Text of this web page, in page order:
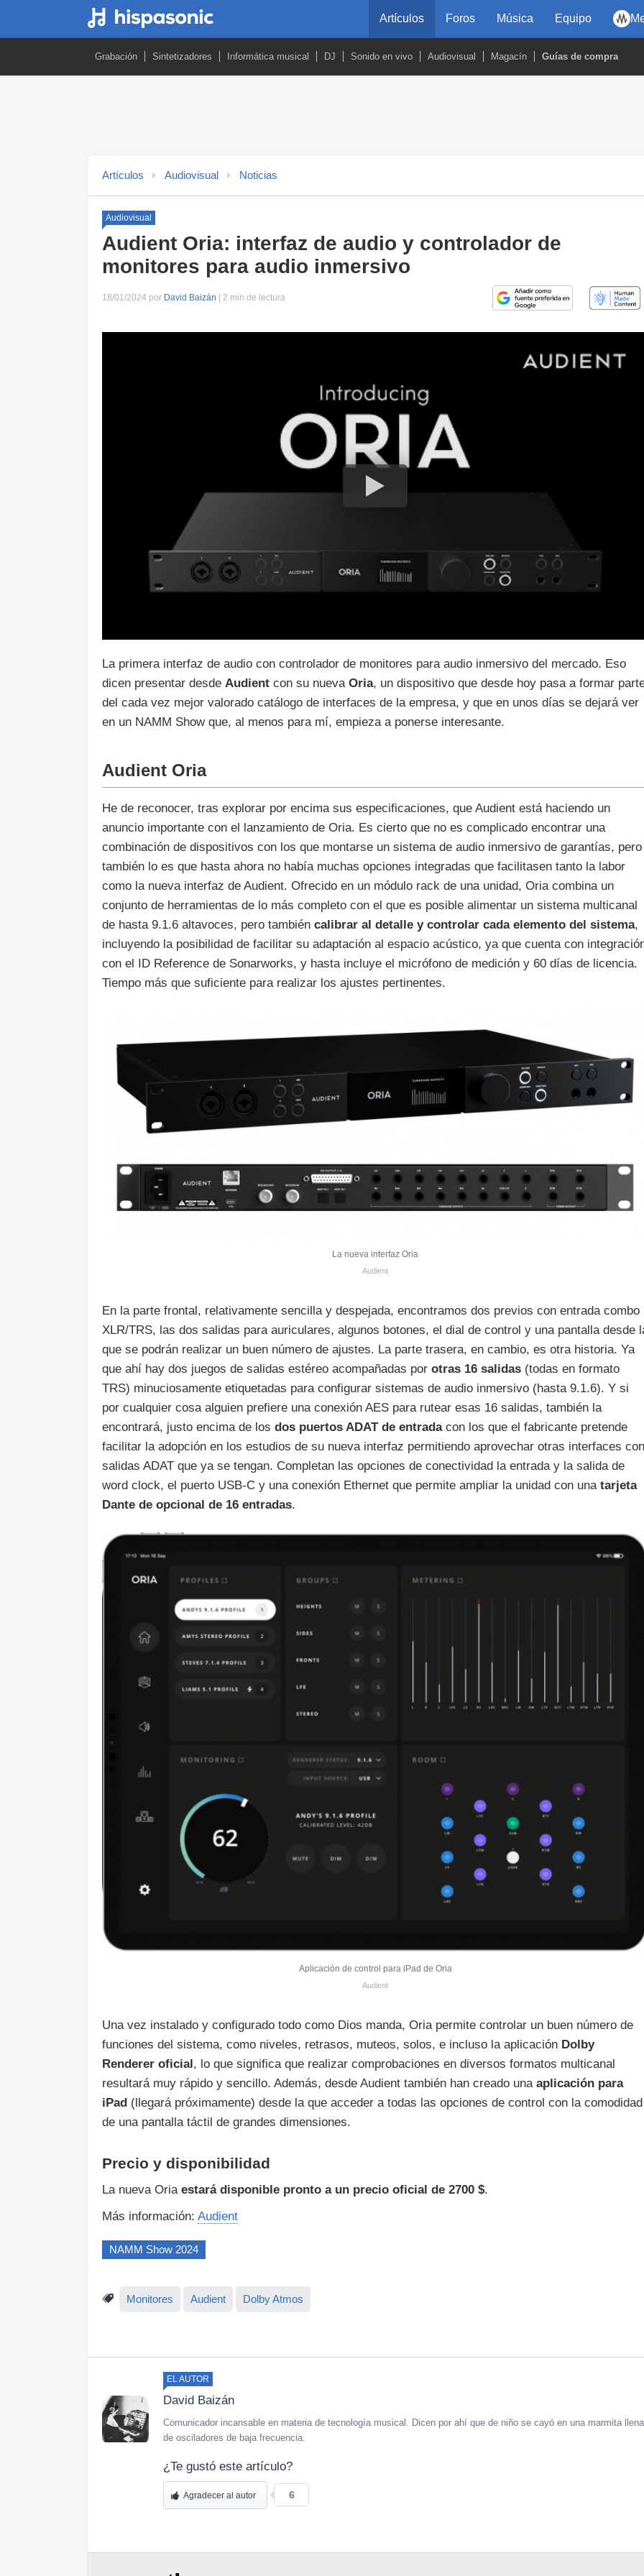
Artículos Foros Música Equipo
Grabación Sintetizadores Informática musical DJ Sonido en vivo Audiovisual Magacín Guías de compra
Artículos Audiovisual Noticias
Audiovisual
Audient Oria: interfaz de audio y controlador de
monitores para audio inmersivo
18/01/2024 por David Baizán | 2 min de lectura
La primera interfaz de audio con controlador de monitores para audio inmersivo del mercado. Eso
dicen presentar desde Audient con su nueva Oria, un dispositivo que desde hoy pasa a formar
del cada vez mejor valorado catálogo de interfaces de la empresa, y que en unos días se dejará ver
en un NAMM Show que, al menos para mí, empieza a ponerse interesante.
Audient Oria
He de reconocer, tras explorar por encima sus especificaciones, que Audient está haciendo un
anuncio importante con el lanzamiento de Oria. Es cierto que no es complicado encontrar una
combinación de dispositivos con los que montarse un sistema de audio inmersivo de garantías, pero
también lo es que hasta ahora no había muchas opciones integradas que facilitasen tanto la labor
como la nueva interfaz de Audient. Ofrecido en un módulo rack de una unidad, Oria combina un
conjunto de herramientas de lo más completo con el que es posible alimentar un sistema multicanal
de hasta 9.1.6 altavoces, pero también calibrar al detalle y controlar cada elemento del sistema,
incluyendo la posibilidad de facilitar su adaptación al espacio acústico, ya que cuenta con
con el ID Reference de Sonarworks, y hasta incluye el micrófono de medición y 60 días de licencia.
Tiempo más que suficiente para realizar los ajustes pertinentes.
La nueva interfaz Oria
Audient
En la parte frontal, relativamente sencilla y despejada, encontramos dos previos con entrada combo
XLR/TRS, las dos salidas para auriculares, algunos botones, el dial de control y una pantalla desde
que se podrán realizar un buen número de ajustes. La parte trasera, en cambio, es otra historia. Ya
que ahí hay dos juegos de salidas estéreo acompañadas por otras 16 salidas (todas en formato
TRS) minuciosamente etiquetadas para configurar sistemas de audio inmersivo (hasta 9.1.6). Y si
por cualquier cosa alguien prefiere una conexión AES para rutear esas 16 salidas, también la
encontrará, justo encima de los dos puertos ADAT de entradacon los que el fabricante pretende
facilitar la adopción en los estudios de su nueva interfaz permitiendo aprovechar otras interfaces con
salidas ADAT que ya se tengan. Completan las opciones de conectividad la entrada y la salida de
word clock, el puerto USB-C y una conexión Ethernet que permite ampliar la unidad con una tarjeta
Dante de opcional de 16 entradas.
Aplicación de control para iPad de Oria
Audient
Una vez instalado y configurado todo como Dios manda, Oria permite controlar un buen número de
funciones del sistema, como niveles, retrasos, muteos, solos, e incluso la aplicación Dolby
Renderer oficial, lo que significa que realizar comprobaciones en diversos formatos multicanal
resultará muy rápido y sencillo. Además, desde Audient también han creado una aplicación para
iPad (llegará próximamente) desde la que acceder a todas las opciones de control con la comodidad
de una pantalla táctil de grandes dimensiones.
Precio y disponibilidad
La nueva Oria estará disponible pronto a un precio oficial de 2700 $.
Más información: Audient
NAMM Show 2024
Monitores Audient Dolby Atmos
EL AUTOR
David Baizán
Comunicador incansable en materia de tecnología musical. Dicen por ahí que de niño se cayó en una marmita llena
de osciladores de baja frecuencia.
¿Te gustó este artículo?
Agradecer al autor 6